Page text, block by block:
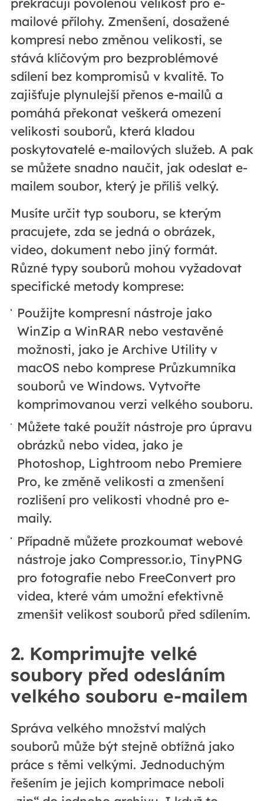
mailové přílohy. Zmenšení, dosažené
kompresí nebo změnou velikosti, se
stává klíčovým pro bezproblémové
sdílení bez kompromisů v kvalitě. To
zajišťuje plynulejší přenos e-mailů a
pomáhá překonat veškerá omezení
velikosti souborů, která kladou
poskytovatelé e-mailových služeb. A pak
se můžete snadno naučit, jak odeslat e-
mailem soubor, který je příliš velký.
Musíte určit typ souboru, se kterým
pracujete, zda se jedná o obrázek,
video, dokument nebo jiný formát.
Různé typy souborů mohou vyžadovat
specifické metody komprese:
Použijte kompresní nástroje jako
WinZip a WinRAR nebo vestavěné
možnosti, jako je Archive Utility v
macOS nebo komprese Průzkumníka
souborů ve Windows. Vytvořte
komprimovanou verzi velkého souboru.
Můžete také použít nástroje pro úpravu
obrázků nebo videa, jako je
Photoshop, Lightroom nebo Premiere
Pro, ke změně velikosti a zmenšení
rozlišení pro velikosti vhodné pro e-
maily.
Případně můžete prozkoumat webové
nástroje jako Compressor.io, TinyPNG
pro fotografie nebo FreeConvert pro
videa, které vám umožní efektivně
zmenšit velikost souborů před sdílením.
2. Komprimujte velké
soubory před odesláním
velkého souboru e-mailem
Správa velkého množství malých
souborů může být stejně obtížná jako
práce s těmi velkými. Jednoduchým
řešením je jejich komprimace neboli